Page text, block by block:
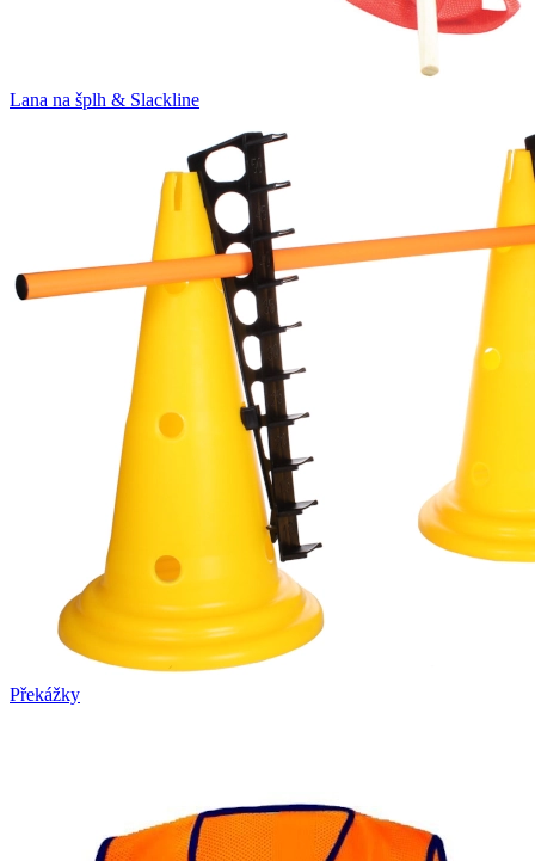
Lana na šplh & Slackline
Překážky